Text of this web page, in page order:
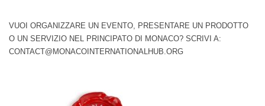
VUOI ORGANIZZARE UN EVENTO, PRESENTARE UN PRODOTTO
O UN SERVIZIO NEL PRINCIPATO DI MONACO? SCRIVI A:
CONTACT@MONACOINTERNATIONALHUB.ORG